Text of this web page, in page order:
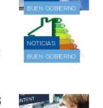
BUEN GOBIERNO
NOTICIAS
BUEN GOBIERNO